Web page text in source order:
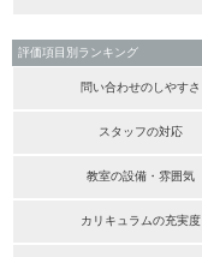
評価項目別ランキング
問い合わせのしやすさ
スタッフの対応
教室の設備・雰囲気
カリキュラムの充実度